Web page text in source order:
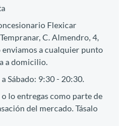
Flexicar
C. Almendro, 4,
a cualquier punto
a domicilio.
Sábado: 9:30 - 20:30.
lo entregas como parte de
del mercado. Tásalo